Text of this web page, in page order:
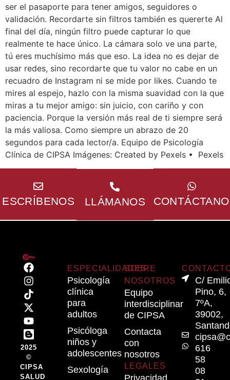
ser el pasaporte para tener amigos, seguidores o
validación. Recordarte sin filtros también es quererte Al
final del día, ningún filtro puede capturar lo que
realmente te hace único. La cámara solo ve una parte,
tú eres muchísimo más que eso. La idea no es dejar de
usar redes, sino recordarte que tu valor no cabe en un
recuadro de Instagram ni se mide por likes. Cuando te
mires al espejo, hazlo con la misma suavidad con la que
miras a tu mejor amigo: sin juicio, con cariño y con
paciencia. Porque la versión más real de ti siempre será
la más valiosa. Como siempre un abrazo de 20
segundos para cada lector/a. Equipo de Psicología
Clínica de CIPSA Imágenes: Created by Pexels • Pexels
ESCRÍBENOS
respondemos
en 24
LLÁMANOS
Horario
viernes
10.00-
13.00 y
16.00-
Te
Lo más
pronto
posible
2025
©
CIPSA
SALUD
ESPECIALIDADES
Psicología
clínica
para
adultos
Psicóloga
niños y
adolescentes
Sexología
SOBRE
NOSOTROS
Equipo
interdisciplinar
de CIPSA
Contacta
con
nosotros
LEGALES
Privacidad
C/
Pino, 6,
7ºA,
39002,
616
58
08